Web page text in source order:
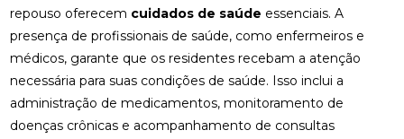
repouso oferecem cuidados de saúde essenciais. A
presença de profissionais de saúde, como enfermeiros e
médicos, garante que os residentes recebam a atenção
necessária para suas condições de saúde. Isso inclui a
administração de medicamentos, monitoramento de
doenças crônicas e acompanhamento de consultas